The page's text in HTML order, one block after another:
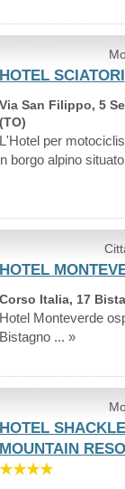
HOTEL SCIATORI
Via San Filippo, 5
(TO)
L'Hotel per
borgo alpino
HOTEL
Corso Italia, 17
Hotel Monteverde
Bistagno ... »
HOTEL
MOUNTAIN
★★★★